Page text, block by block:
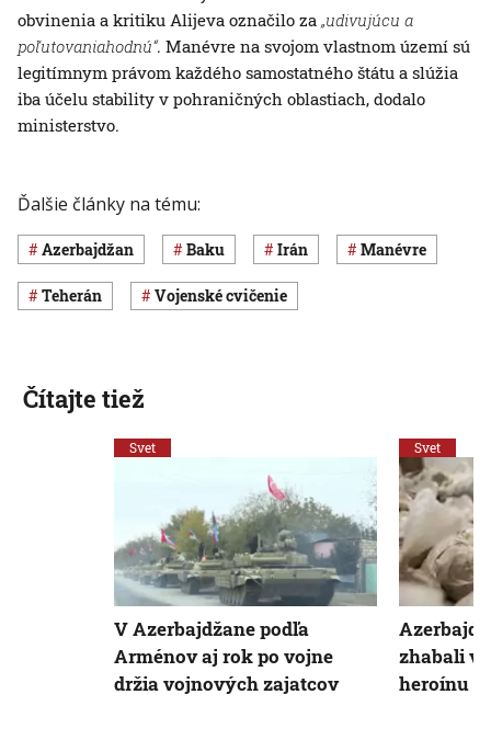
obvinenia a kritiku Alijeva označilo za „udivujúcu a
poľutovaniahodnú“. Manévre na svojom vlastnom území sú
legitímnym právom každého samostatného štátu a slúžia
iba účelu stability v pohraničných oblastiach, dodalo
ministerstvo.
Ďalšie články na tému:
Azerbajdžan Baku Irán manévre
Teherán vojenské cvičenie
Čítajte tiež
Svet
V Azerbajdžane podľa
Arménov aj rok po vojne
držia vojnových zajatcov
Svet
zhabali
heroínu